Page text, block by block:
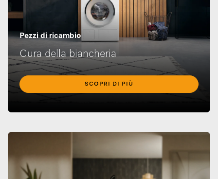
Pezzi di ricambio
Cura della biancheria
SCOPRI DI PIÙ